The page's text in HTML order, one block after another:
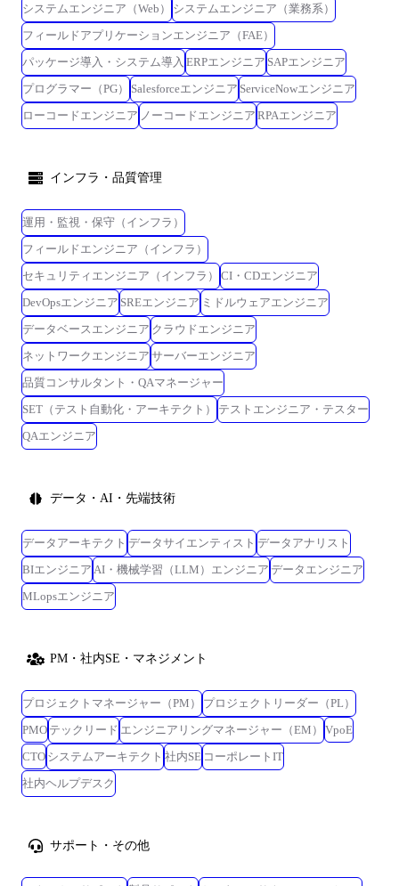
システムエンジニア（Web）
システムエンジニア（業務系）
フィールドアプリケーションエンジニア（FAE）
パッケージ導入・システム導入 ERPエンジニア SAPエンジニア
プログラマー（PG）
Salesforceエンジニア ServiceNowエンジニア
ローコードエンジニア ノーコードエンジニア RPAエンジニア
インフラ・品質管理
運用・監視・保守（インフラ）
フィールドエンジニア（インフラ）
セキュリティエンジニア（インフラ）
CI・CDエンジニア
DevOpsエンジニア SREエンジニア ミドルウェアエンジニア
データベースエンジニア クラウドエンジニア
ネットワークエンジニア サーバーエンジニア
品質コンサルタント・QAマネージャー
SET（テスト自動化・アーキテクト）
テストエンジニア・テスター
QAエンジニア
データ・AI・先端技術
データアーキテクト データサイエンティスト データアナリスト
BIエンジニア AI・機械学習（LLM）エンジニア データエンジニア
MLopsエンジニア
PM・社内SE・マネジメント
プロジェクトマネージャー（PM）
プロジェクトリーダー（PL）
PMO テックリード エンジニアリングマネージャー（EM）
VpoE
CTO システムアーキテクト 社内SE コーポレートIT
社内ヘルプデスク
サポート・その他